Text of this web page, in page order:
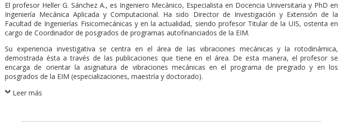
El profesor Heller G. Sánchez A., es Ingeniero Mecánico, Especialista en Docencia Universitaria y PhD en
Ingeniería Mecánica Aplicada y Computacional. Ha sido Director de Investigación y Extensión de la
Facultad de Ingenierías Fisicomecánicas y en la actualidad, siendo profesor Titular de la UIS, ostenta en
cargo de Coordinador de posgrados de programas autofinanciados de la EIM.
Su experiencia investigativa se centra en el área de las vibraciones mecánicas y la rotodinámica,
demostrada ésta a través de las publicaciones que tiene en el área. De esta manera, el profesor se
encarga de orientar la asignatura de vibraciones mecánicas en el programa de pregrado y en los
posgrados de la EIM (especializaciones, maestría y doctorado).
Leer más